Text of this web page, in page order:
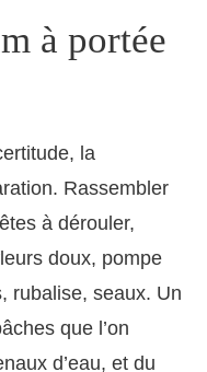
à portée
la
Rassembler
à dérouler,
doux, pompe
rubalise, seaux. Un
que l’on
d’eau, et du